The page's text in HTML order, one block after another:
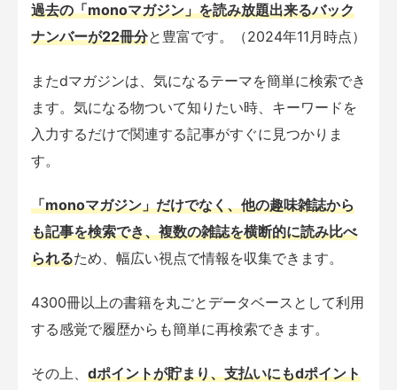
過去の「monoマガジン」を読み放題出来るバック
ナンバーが22冊分と豊富です。（2024年11月時点）
またdマガジンは、気になるテーマを簡単に検索でき
ます。気になる物ついて知りたい時、キーワードを
入力するだけで関連する記事がすぐに見つかりま
す。
「monoマガジン」だけでなく、他の趣味雑誌から
も記事を検索でき、複数の雑誌を横断的に読み比べ
られるため、幅広い視点で情報を収集できます。
4300冊以上の書籍を丸ごとデータベースとして利用
する感覚で履歴からも簡単に再検索できます。
その上、 dポイントが貯まり、支払いにもdポイント